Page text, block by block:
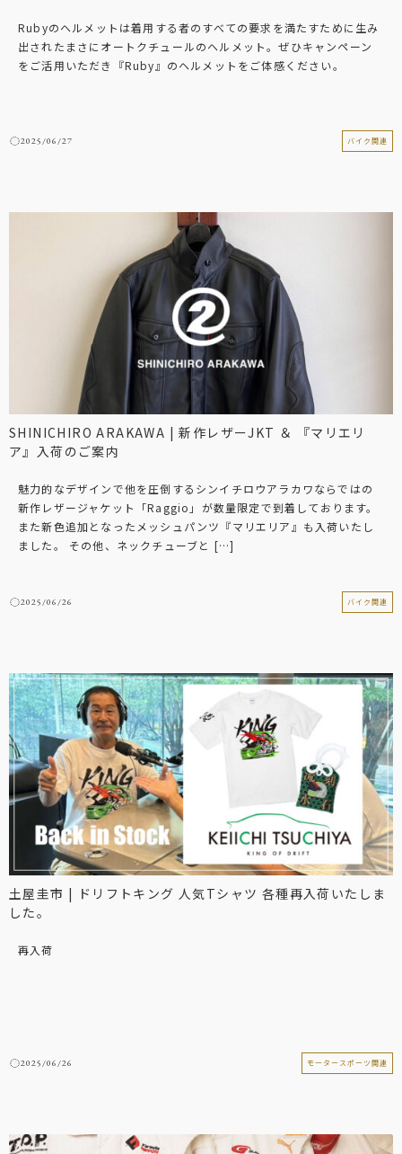
Rubyのヘルメットは着用する者のすべての要求を満たすために生み
出されたまさにオートクチュールのヘルメット。ぜひキャンペーン
をご活用いただき『Ruby』のヘルメットをご体感ください。
2025/06/27 バイク関連
SHINICHIRO ARAKAWA | 新作レザーJKT ＆ 『マリエリ
ア』入荷のご案内
魅力的なデザインで他を圧倒するシンイチロウアラカワならではの
新作レザージャケット「Raggio」が数量限定で到着しております。
また新色追加となったメッシュパンツ『マリエリア』も入荷いたし
ました。 その他、ネックチューブと […]
2025/06/26 バイク関連
土屋圭市 | ドリフトキング 人気Tシャツ 各種再入荷いたしま
した。
再入荷
2025/06/26 モータースポーツ関連